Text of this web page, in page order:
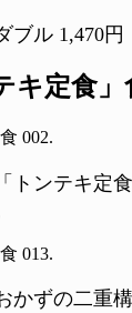
ブル 1,470円
キ定食
トンテキ定
かずの二重